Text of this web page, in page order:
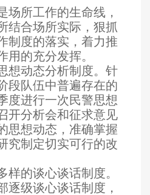
场所工作的生命线，
结合场所实际，狠抓
制度的落实，着力推
用的充分发挥。
想动态分析制度。针
段队伍中普遍存在的
度进行一次民警思想
开分析会和征求意见
思想动态，准确掌握
究制定切实可行的改
样的谈心谈话制度。
逐级谈心谈话制度，